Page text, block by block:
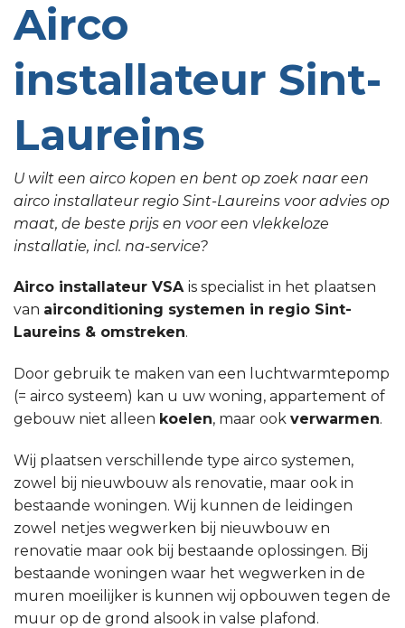
Airco
installateur Sint-
Laureins
U wilt een airco kopen en bent op zoek naar een
airco installateur regio Sint-Laureins voor advies op
maat, de beste prijs en voor een vlekkeloze
installatie, incl. na-service?
Airco installateur VSA is specialist in het plaatsen
van airconditioning systemen in regio Sint-
Laureins & omstreken.
Door gebruik te maken van een luchtwarmtepomp
(= airco systeem) kan u uw woning, appartement of
gebouw niet alleen koelen, maar ook verwarmen.
Wij plaatsen verschillende type airco systemen,
zowel bij nieuwbouw als renovatie, maar ook in
bestaande woningen. Wij kunnen de leidingen
zowel netjes wegwerken bij nieuwbouw en
renovatie maar ook bij bestaande oplossingen. Bij
bestaande woningen waar het wegwerken in de
muren moeilijker is kunnen wij opbouwen tegen de
muur op de grond alsook in valse plafond.